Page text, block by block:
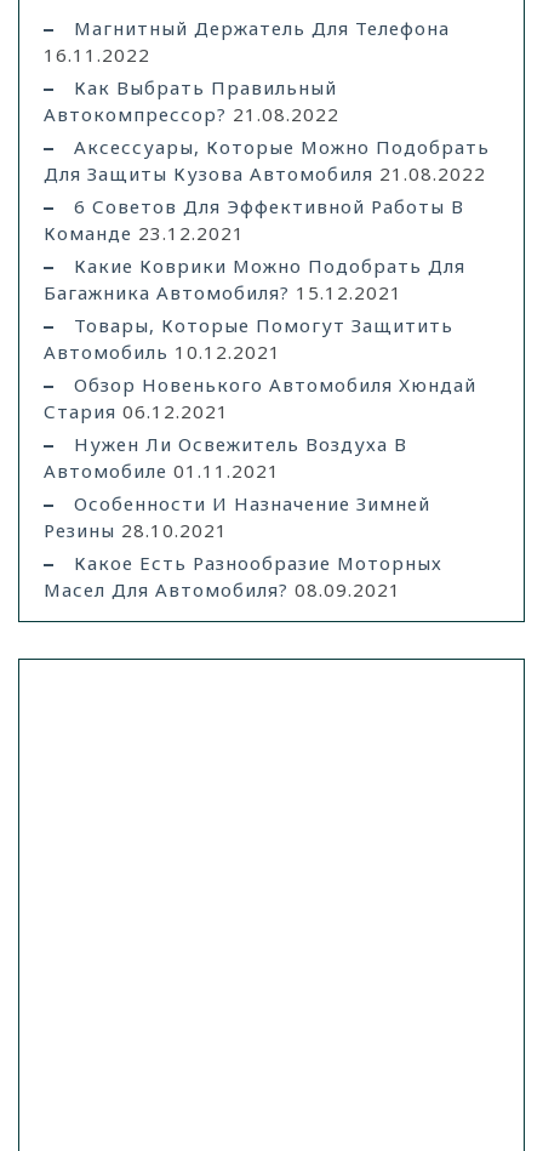
Магнитный Держатель Для Телефона
16.11.2022
Как Выбрать Правильный
Автокомпрессор? 21.08.2022
Аксессуары, Которые Можно Подобрать
Для Защиты Кузова Автомобиля 21.08.2022
6 Советов Для Эффективной Работы В
Команде 23.12.2021
Какие Коврики Можно Подобрать Для
Багажника Автомобиля? 15.12.2021
Товары, Которые Помогут Защитить
Автомобиль 10.12.2021
Обзор Новенького Автомобиля Хюндай
Стария 06.12.2021
Нужен Ли Освежитель Воздуха В
Автомобиле 01.11.2021
Особенности И Назначение Зимней
Резины 28.10.2021
Какое Есть Разнообразие Моторных
Масел Для Автомобиля? 08.09.2021